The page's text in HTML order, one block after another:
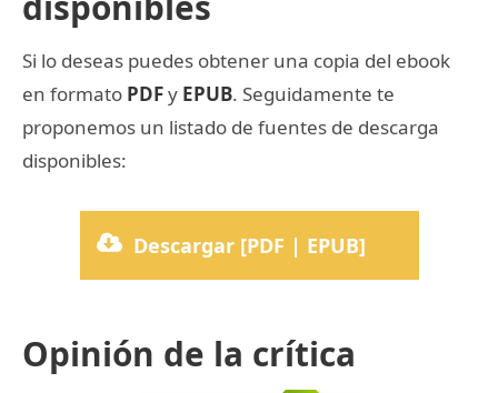
Si lo deseas puedes obtener una copia del ebook
en formato PDFy EPUB. Seguidamente te
proponemos un listado de fuentes de descarga
disponibles:
Descargar [PDF | EPUB]
Opinión de la crítica